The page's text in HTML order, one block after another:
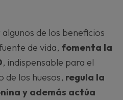
de los beneficios
de vida, fomenta la
, indispensable para el
de los huesos, regula la
y además actúa